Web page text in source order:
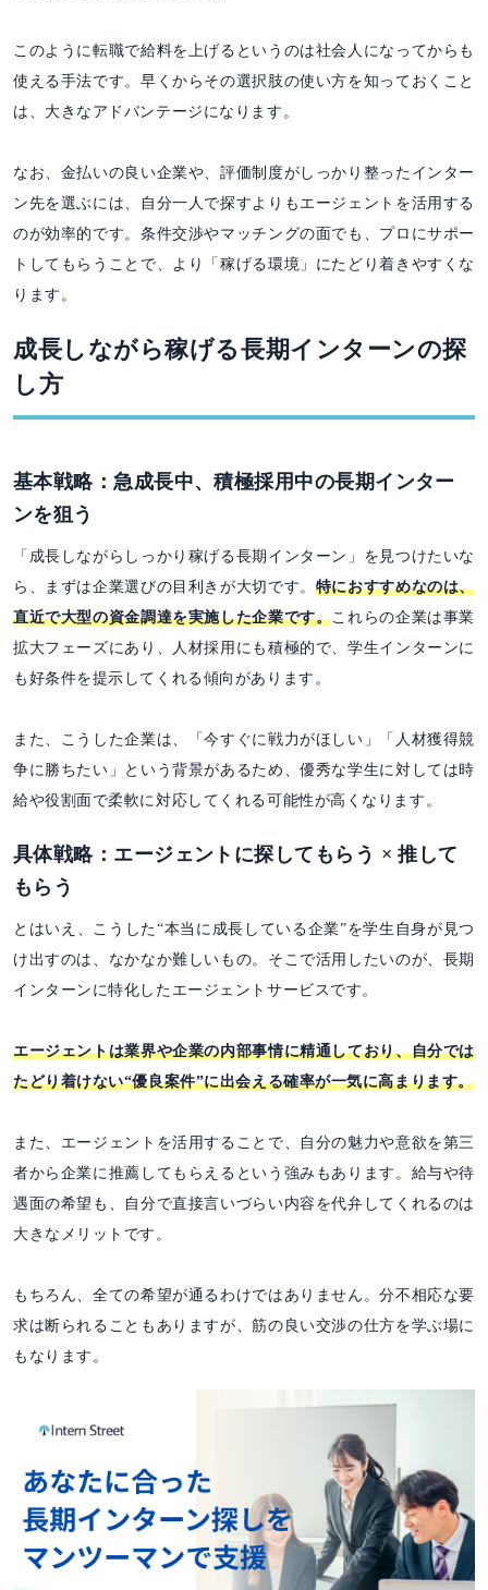
このように転職で給料を上げるというのは社会人になってからも
使える手法です。早くからその選択肢の使い方を知っておくこと
は、大きなアドバンテージになります。
なお、金払いの良い企業や、評価制度がしっかり整ったインター
ン先を選ぶには、自分一人で探すよりもエージェントを活用する
のが効率的です。条件交渉やマッチングの面でも、プロにサポー
トしてもらうことで、より「稼げる環境」にたどり着きやすくな
ります。
成長しながら稼げる長期インターンの探
し方
基本戦略：急成長中、積極採用中の長期インター
ンを狙う
「成長しながらしっかり稼げる長期インターン」を見つけたいな
ら、まずは企業選びの目利きが大切です。 特におすすめなのは、
直近で大型の資金調達を実施した企業です。これらの企業は事業
拡大フェーズにあり、人材採用にも積極的で、学生インターンに
も好条件を提示してくれる傾向があります。
また、こうした企業は、「今すぐに戦力がほしい」「人材獲得競
争に勝ちたい」という背景があるため、優秀な学生に対しては時
給や役割面で柔軟に対応してくれる可能性が高くなります。
具体戦略：エージェントに探してもらう × 推して
もらう
とはいえ、こうした“本当に成長している企業”を学生自身が見つ
け出すのは、なかなか難しいもの。そこで活用したいのが、長期
インターンに特化したエージェントサービスです。
エージェントは業界や企業の内部事情に精通しており、自分では
たどり着けない“優良案件”に出会える確率が一気に高まります。
また、エージェントを活用することで、自分の魅力や意欲を第三
者から企業に推薦してもらえるという強みもあります。給与や待
遇面の希望も、自分で直接言いづらい内容を代弁してくれるのは
大きなメリットです。
もちろん、全ての希望が通るわけではありません。分不相応な要
求は断られることもありますが、筋の良い交渉の仕方を学ぶ場に
もなります。